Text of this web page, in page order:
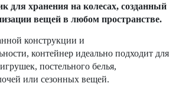
для хранения на колесах, созданный
вещей в любом пространстве.
конструкции и
контейнер идеально подходит для
постельного белья,
или сезонных вещей.